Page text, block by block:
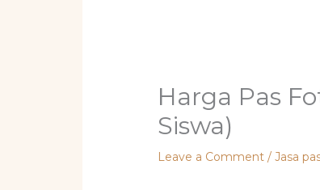
Harga Pas
Siswa)
Leave a Comment /Jasa